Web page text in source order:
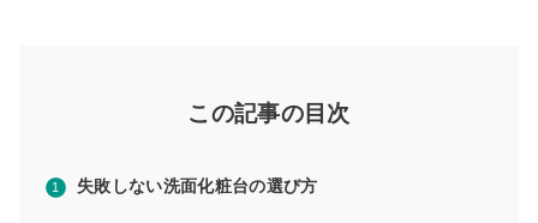
この記事の目次
失敗しない洗面化粧台の選び方